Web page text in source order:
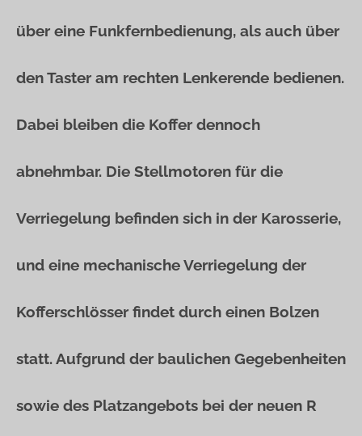
über eine Funkfernbedienung, als auch über
den Taster am rechten Lenkerende bedienen.
Dabei bleiben die Koffer dennoch
abnehmbar. Die Stellmotoren für die
Verriegelung befinden sich in der Karosserie,
und eine mechanische Verriegelung der
Kofferschlösser findet durch einen Bolzen
statt. Aufgrund der baulichen Gegebenheiten
sowie des Platzangebots bei der neuen R